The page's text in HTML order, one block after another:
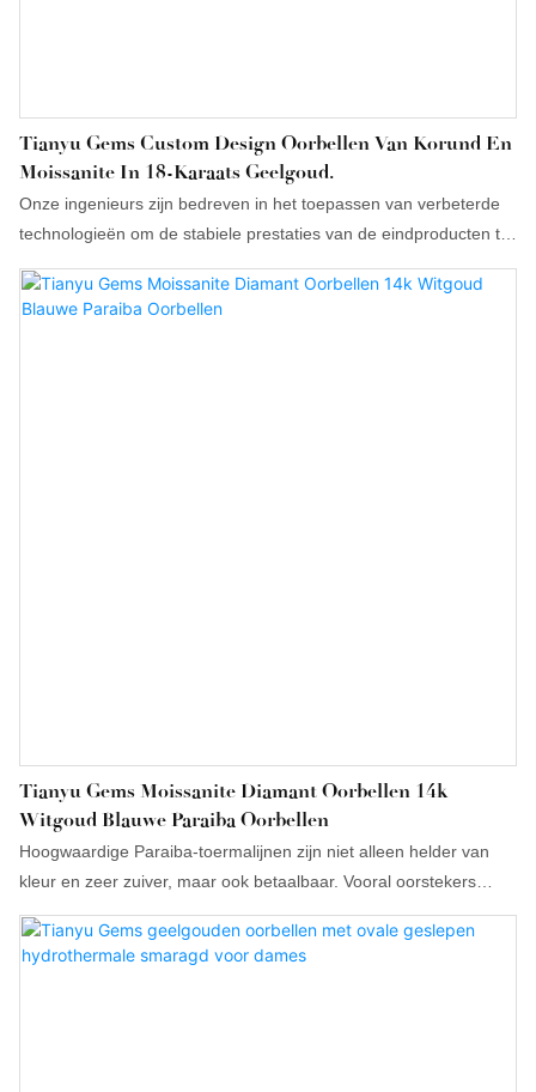
Tianyu Gems Custom Design Oorbellen Van Korund En
Moissanite In 18-Karaats Geelgoud.
Onze ingenieurs zijn bedreven in het toepassen van verbeterde
technologieën om de stabiele prestaties van de eindproducten te
ringenbranche opgeleverd.
Tianyu Gems Moissanite Diamant Oorbellen 14k
Witgoud Blauwe Paraiba Oorbellen
Hoogwaardige Paraiba-toermalijnen zijn niet alleen helder van
kleur en zeer zuiver, maar ook betaalbaar. Vooral oorstekers
bieden een betere prijs-kwaliteitverhouding dan ringen of
halskettingen met grote karaatstenen, waardoor ze een goede
aanvulling zijn op sieradencollecties.